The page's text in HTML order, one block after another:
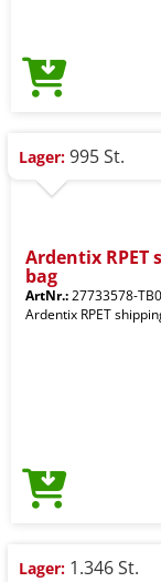
Lager: 995 St.
Ardentix RPET
bag
ArtNr.:27733578-
Ardentix RPET
Lager: 1.346 St.